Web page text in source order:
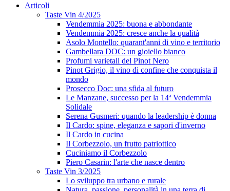
Articoli
Taste Vin 4/2025
Vendemmia 2025: buona e abbondante
Vendemmia 2025: cresce anche la qualità
Asolo Montello: quarant'anni di vino e territorio
Gambellara DOC: un gioiello bianco
Profumi varietali del Pinot Nero
Pinot Grigio, il vino di confine che conquista il
mondo
Prosecco Doc: una sfida al futuro
Le Manzane, successo per la 14ª Vendemmia
Solidale
Serena Gusmeri: quando la leadership è donna
Il Cardo: spine, eleganza e sapori d'inverno
Il Cardo in cucina
Il Corbezzolo, un frutto patriottico
Cuciniamo il Corbezzolo
Piero Casarin: l'arte che nasce dentro
Taste Vin 3/2025
Lo sviluppo tra urbano e rurale